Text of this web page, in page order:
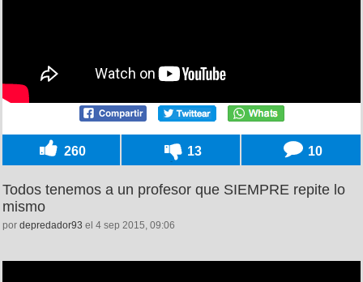
260 13 10
Todos tenemos a un profesor que SIEMPRE repite lo
mismo
por depredador93 el 4 sep 2015, 09:06